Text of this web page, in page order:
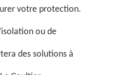
votre protection.
ou de
des solutions à